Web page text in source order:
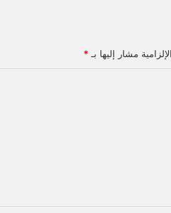
مشار إليها بـ *